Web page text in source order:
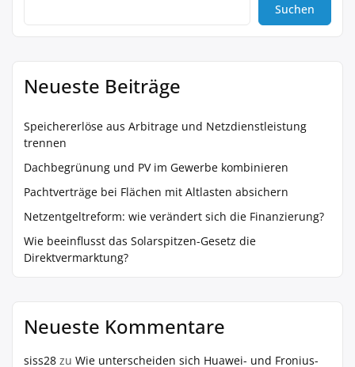
Suchen
Neueste Beiträge
Speichererlöse aus Arbitrage und Netzdienstleistung
trennen
Dachbegrünung und PV im Gewerbe kombinieren
Pachtverträge bei Flächen mit Altlasten absichern
Netzentgeltreform: wie verändert sich die Finanzierung?
Wie beeinflusst das Solarspitzen-Gesetz die
Direktvermarktung?
Neueste Kommentare
siss28 zu Wie unterscheiden sich Huawei- und Fronius-